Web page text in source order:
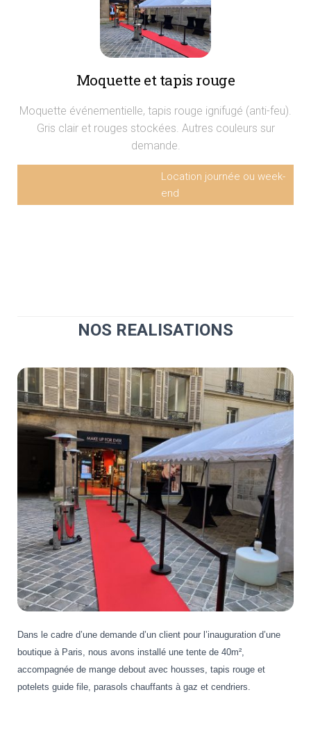
Moquette et tapis rouge
Moquette événementielle, tapis rouge ignifugé (anti-feu).
Gris clair et rouges stockées. Autres couleurs sur
demande.
Location journée ou week-
end
NOS REALISATIONS
Dans le cadre d’une demande d’un client pour l’inauguration d’une
boutique à Paris, nous avons installé une tente de 40m²,
accompagnée de mange debout avec housses, tapis rouge et
potelets guide file, parasols chauffants à gaz et cendriers.